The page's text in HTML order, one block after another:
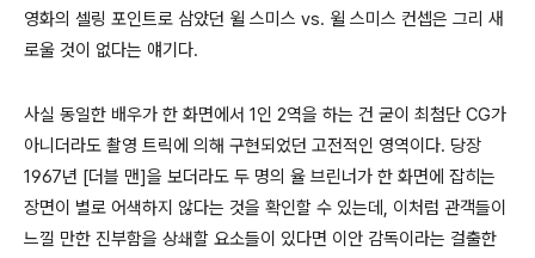
영화의 셀링 포인트로 삼았던 윌 스미스 vs. 윌 스미스 컨셉은 그리 새
로울 것이 없다는 얘기다.
사실 동일한 배우가 한 화면에서 1인 2역을 하는 건 굳이 최첨단 CG가
아니더라도 촬영 트릭에 의해 구현되었던 고전적인 영역이다. 당장
1967년 [더블 맨]을 보더라도 두 명의 율 브린너가 한 화면에 잡히는
장면이 별로 어색하지 않다는 것을 확인할 수 있는데, 이처럼 관객들이
느낄 만한 진부함을 상쇄할 요소들이 있다면 이안 감독이라는 걸출한